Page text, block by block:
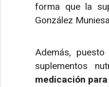
forma que la
González
Además,
suplementos
medicación